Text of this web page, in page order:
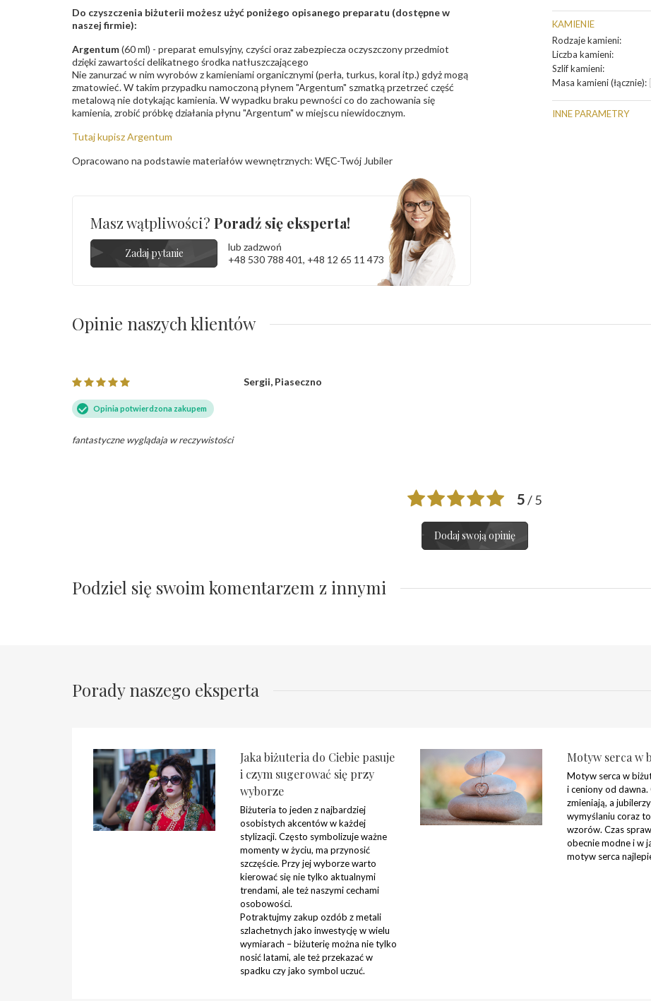
KAMIENIE
Rodzaje kamieni:
Liczba kamieni:
Szlif kamieni:
Masa kamieni (łącznie):
INNE PARAMETRY
Do czyszczenia biżuterii możesz użyć poniżego opisanego preparatu (dostępne w
naszej firmie):
Argentum(60 ml) - preparat emulsyjny, czyści oraz zabezpiecza oczyszczony przedmiot
dzięki zawartości delikatnego środka natłuszczającego
Nie zanurzać w nim wyrobów z kamieniami organicznymi (perła, turkus, koral itp.) gdyż mogą
zmatowieć. W takim przypadku namoczoną płynem "Argentum" szmatką przetrzeć część
metalową nie dotykając kamienia. W wypadku braku pewności co do zachowania się
kamienia, zrobić próbkę działania płynu "Argentum" w miejscu niewidocznym.
Tutaj kupisz Argentum
Opracowano na podstawie materiałów wewnętrznych: WĘC-Twój Jubiler
Masz wątpliwości? Poradź się eksperta!
Zadaj pytanie
lub zadzwoń
+48 530 788 401, +48 12 65 11 473
Opinie naszych klientów
Sergii, Piaseczno
Opinia potwierdzona zakupem
fantastyczne wyglądaja w reczywistości
5/ 5
Dodaj swoją opinię
Podziel się swoim komentarzem z innymi
Porady naszego eksperta
Jaka biżuteria do Ciebie pasuje
i czym sugerować się przy
wyborze
Biżuteria to jeden z najbardziej
osobistych akcentów w każdej
stylizacji. Często symbolizuje ważne
momenty w życiu, ma przynosić
szczęście. Przy jej wyborze warto
kierować się nie tylko aktualnymi
trendami, ale też naszymi cechami
osobowości.
Potraktujmy zakup ozdób z metali
szlachetnych jako inwestycję w wielu
wymiarach – biżuterię można nie tylko
nosić latami, ale też przekazać w
spadku czy jako symbol uczuć.
Motyw serca w
Motyw serca w
i ceniony od dawna.
zmieniają, a
wymyślaniu coraz
wzorów. Czas
obecnie modne i w
motyw serca